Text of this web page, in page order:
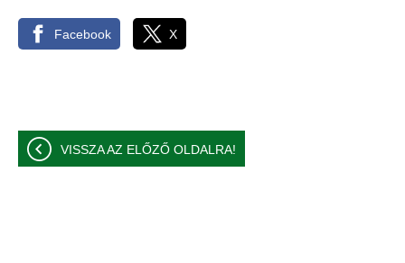
Facebook X
VISSZA AZ ELŐZŐ OLDALRA!